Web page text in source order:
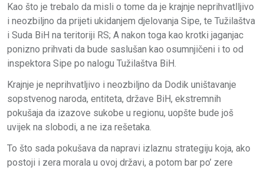
Kao što je trebalo da misli o tome da je krajnje neprihvatlljivo
i neozbiljno da prijeti ukidanjem djelovanja Sipe, te Tužilaštva
i Suda BiH na teritoriji RS; A nakon toga kao krotki jaganjac
ponizno prihvati da bude saslušan kao osumnjičeni i to od
inspektora Sipe po nalogu Tužilaštva BiH.
Krajnje je neprihvatljivo i neozbiljno da Dodik uništavanje
sopstvenog naroda, entiteta, države BiH, ekstremnih
pokušaja da izazove sukobe u regionu, uopšte bude još
uvijek na slobodi, a ne iza rešetaka.
To što sada pokušava da napravi izlaznu strategiju koja, ako
postoji i zera morala u ovoj državi, a potom bar po’ zere